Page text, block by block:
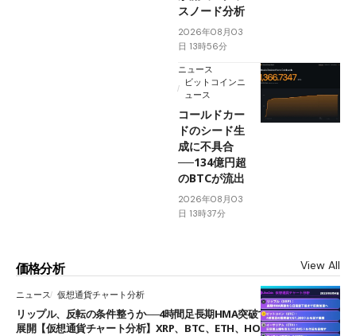
スノード分析
2026年08月03
日 13時56分
ニュース
ビットコインニ
ュース
コールドカー
ドのシード生
成に不具合
──134億円超
のBTCが流出
2026年08月03
日 13時37分
価格分析 View All
ニュース 仮想通貨チャート分析
リップル、反転の条件整うか──4時間足長期HMA突破で雲下端を目指す
展開【仮想通貨チャート分析】XRP、BTC、ETH、HOME